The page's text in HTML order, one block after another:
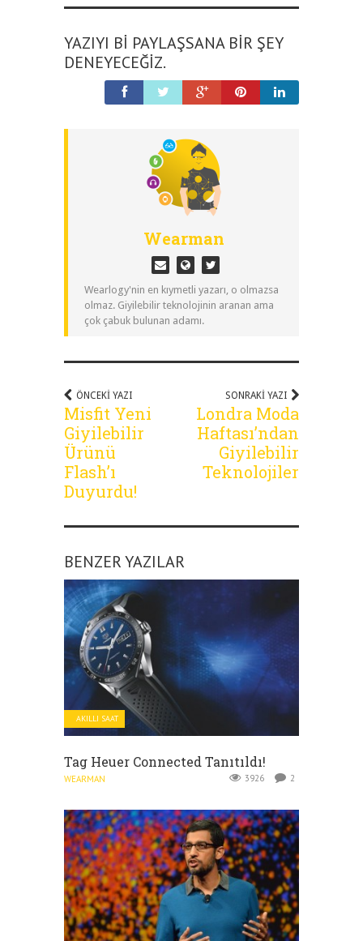
YAZIYI BI PAYLAŞSANA BIR ŞEY
DENEYECEĞIZ.
Wearman
Wearlogy'nin en kıymetli yazarı, o olmazsa
olmaz. Giyilebilir teknolojinin aranan ama
çok çabuk bulunan adamı.
ÖNCEKI YAZI
Misfit Yeni
Giyilebilir
Ürünü
Flash’ı
Duyurdu!
SONRAKI YAZI
Londra Moda
Haftası’ndan
Giyilebilir
Teknolojiler
BENZER YAZILAR
AKILLI SAAT
Tag Heuer Connected Tanıtıldı!
WEARMAN 3926 2